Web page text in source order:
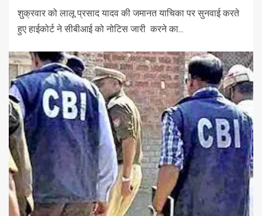
शुक्रवार को लालू प्रसाद यादव की जमानत याचिका पर सुनवाई करते
हुए हाईकोर्ट ने सीबीआई को नोटिस जारी करने का...